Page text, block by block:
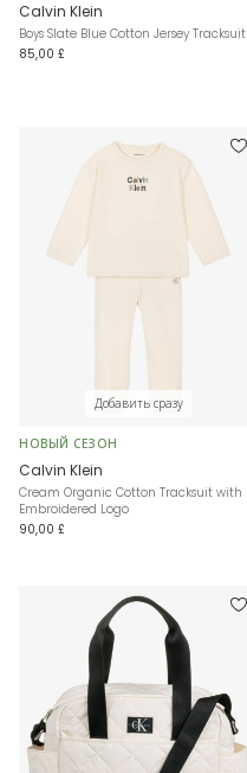
Calvin Klein
Boys Slate Blue Cotton Jersey Tracksuit
85,00 £
Добавить сразу
НОВЫЙ СЕЗОН
Calvin Klein
Cream Organic Cotton Tracksuit with
Embroidered Logo
90,00 £